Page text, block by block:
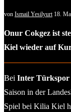
von Ismail Yesilyurt 18.
Onur Cokgez ist
Kiel wieder auf
Bei Inter Türkspor
Saison in der
Spiel bei Kilia Kiel